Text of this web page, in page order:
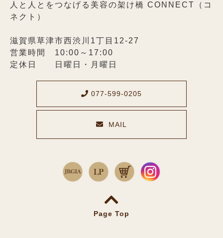
人と人とをつなげる美容の架け橋 CONNECT（コ
ネクト）
滋賀県草津市西渋川1丁目12-27
営業時間 10:00～17:00
定休日 日曜日・月曜日
077-599-0205
MAIL
メールでのお問い合わせ
Page Top